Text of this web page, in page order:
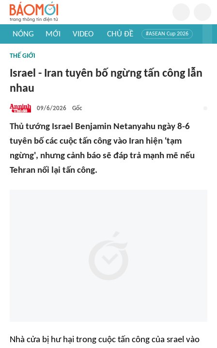
NÓNG MỚI VIDEO CHỦ ĐỀ #ASEAN Cup 2026
#Khám phá Việt Nam
THẾ GIỚI
Israel - Iran tuyên bố ngừng tấn công lẫn
nhau
09/6/2026 Gốc
Thủ tướng Israel Benjamin Netanyahu ngày 8-6
tuyên bố các cuộc tấn công vào Iran hiện 'tạm
ngừng', nhưng cảnh báo sẽ đáp trả mạnh mẽ nếu
Tehran nối lại tấn công.
Nhà cửa bị hư hại trong cuộc tấn công của srael vào